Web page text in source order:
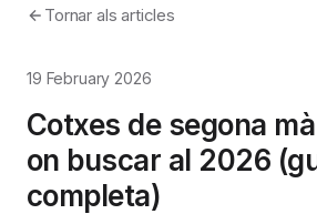
Tornar als articles
19 February 2026
Cotxes de segona
on buscar al 2026
completa)